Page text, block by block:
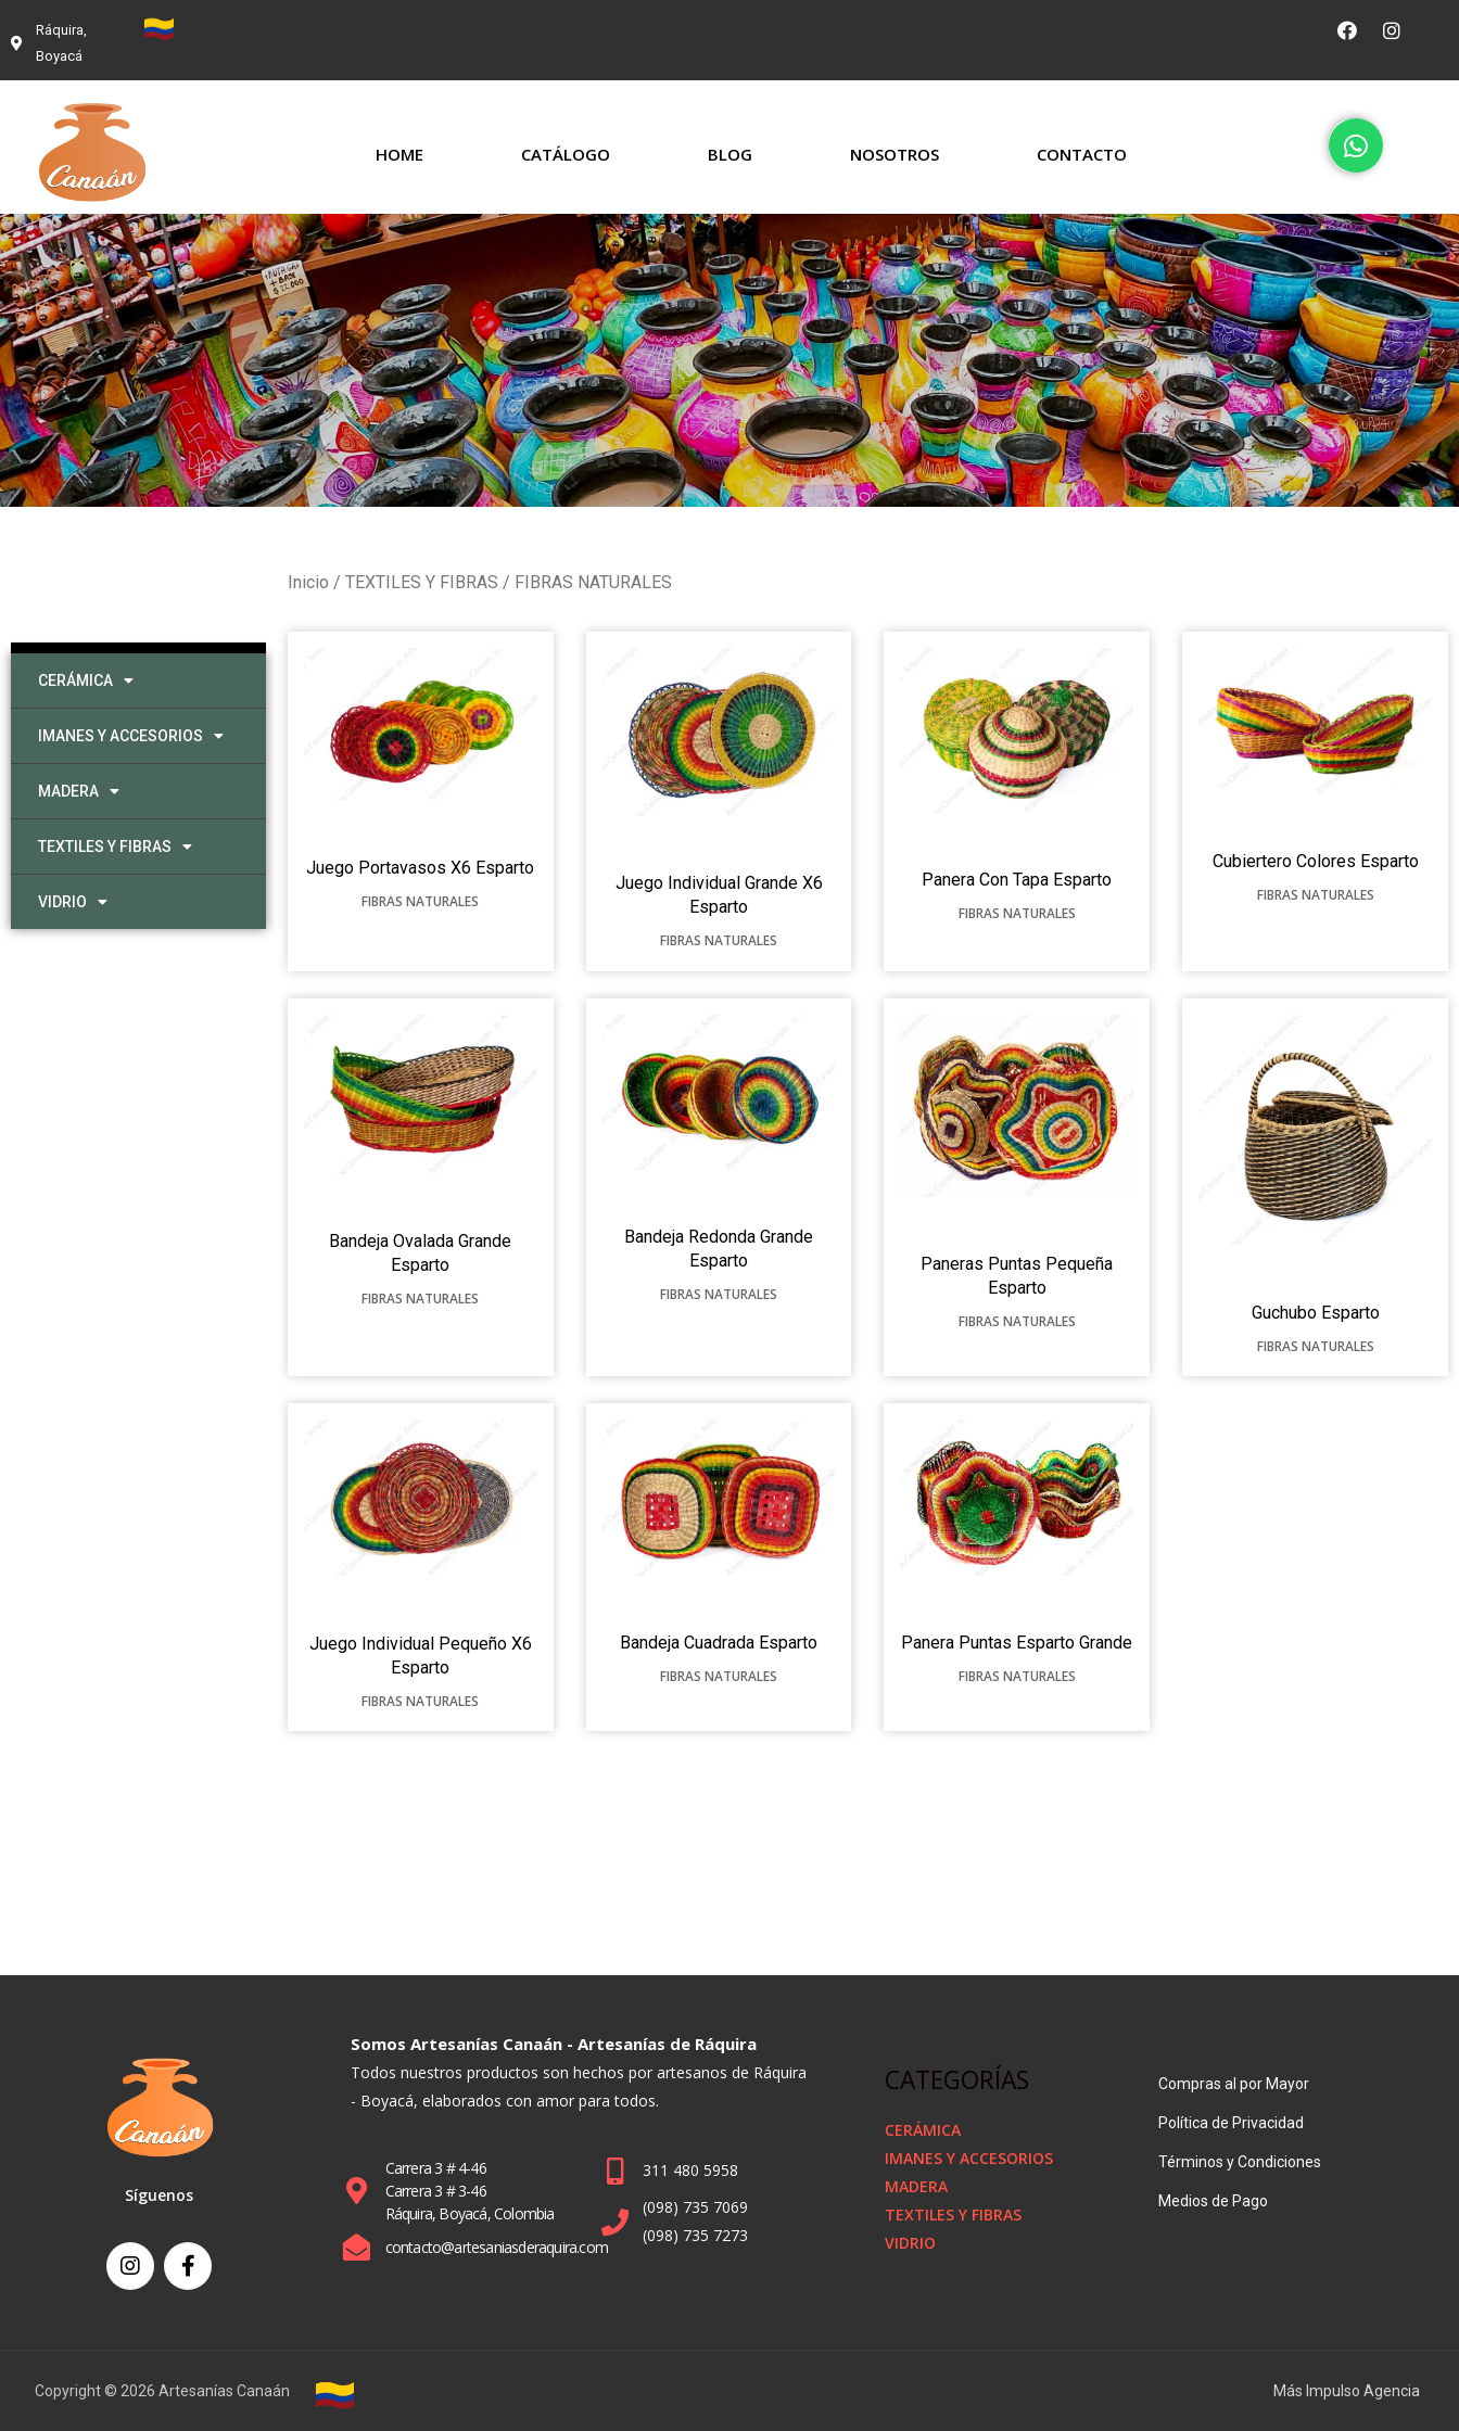
Ráquira,
Boyacá
HOME CATÁLOGO BLOG NOSOTROS CONTACTO
CERÁMICA
IMANES Y ACCESORIOS
MADERA
TEXTILES Y FIBRAS
VIDRIO
Inicio / TEXTILES Y FIBRAS / FIBRAS NATURALES
Juego Portavasos X6 Esparto
FIBRAS NATURALES
Juego Individual Grande X6
Esparto
FIBRAS NATURALES
Panera Con Tapa Esparto
FIBRAS NATURALES
Cubiertero Colores Esparto
FIBRAS NATURALES
Bandeja Ovalada Grande
Esparto
FIBRAS NATURALES
Bandeja Redonda Grande
Esparto
FIBRAS NATURALES
Paneras Puntas Pequeña
Esparto
FIBRAS NATURALES Guchubo Esparto
FIBRAS NATURALES
Juego Individual Pequeño X6
Esparto
FIBRAS NATURALES
Bandeja Cuadrada Esparto
FIBRAS NATURALES
Panera Puntas Esparto Grande
FIBRAS NATURALES
Síguenos
Somos Artesanías Canaán - Artesanías de Ráquira
Todos nuestros productos son hechos por artesanos de Ráquira
- Boyacá, elaborados con amor para todos.
Carrera 3 # 4-46
Carrera 3 # 3-46
Ráquira, Boyacá, Colombia
contacto@artesaniasderaquira.com
311 480 5958
(098) 735 7069
(098) 735 7273
CATEGORÍAS
CERÁMICA
IMANES Y ACCESORIOS
MADERA
TEXTILES Y FIBRAS
VIDRIO
Compras al por Mayor
Política de Privacidad
Términos y Condiciones
Medios de Pago
Copyright © 2026 Artesanías Canaán Más Impulso Agencia